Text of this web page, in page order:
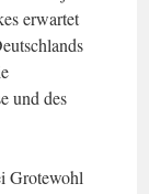
erwartet
und des
Grotewohl